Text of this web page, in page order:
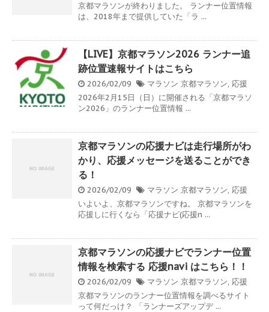
京都マラソンが終わりました。 ランナー位置情報
は、2018年まで提供していた「ラ ...
【LIVE】京都マラソン2026 ランナー追
跡位置速報サイトはこちら
2026/02/09 マラソン 京都マラソン, 応援
2026年2月15日（日）に開催される「京都マラソ
ン2026」のランナー位置情報 ...
京都マラソンの応援ナビは走行場所がわ
かり、応援メッセージを送ることができ
る！
2026/02/09 マラソン 京都マラソン, 応援
いよいよ、京都マラソンですね。 京都マラソンを
応援しに行くなら「応援ナビ(応援n ...
京都マラソンの応援ナビでランナー位置
情報を検索する 応援navi はこちら！！
2026/02/09 マラソン 京都マラソン, 応援
京都マラソンのランナー位置情報を調べるサイト
って何だっけ？ 「ランナーズアップデ ...